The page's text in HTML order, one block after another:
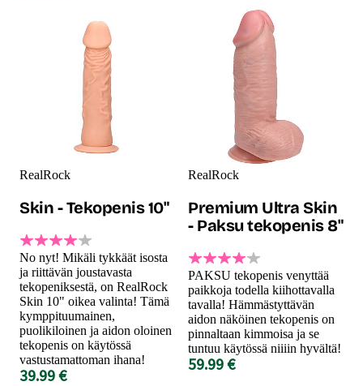
RealRock
Skin - Tekopenis 10"
No nyt! Mikäli tykkäät isosta
ja riittävän joustavasta
tekopeniksestä, on RealRock
Skin 10" oikea valinta! Tämä
kymppituumainen,
puolikiloinen ja aidon oloinen
tekopenis on käytössä
vastustamattoman ihana!
39.99 €
RealRock
Premium Ultra Skin
- Paksu tekopenis 8"
PAKSU tekopenis venyttää
paikkoja todella kiihottavalla
tavalla! Hämmästyttävän
aidon näköinen tekopenis on
pinnaltaan kimmoisa ja se
tuntuu käytössä niiiin hyvältä!
59.99 €